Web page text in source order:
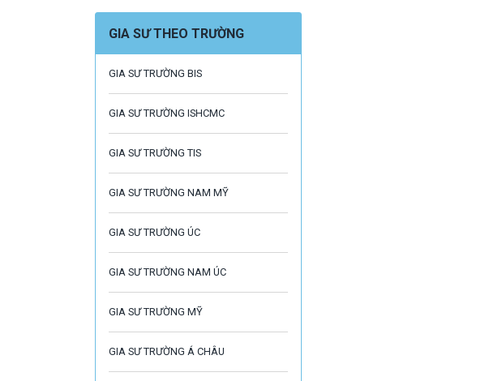
GIA SƯ THEO TRƯỜNG
GIA SƯ TRƯỜNG BIS
GIA SƯ TRƯỜNG ISHCMC
GIA SƯ TRƯỜNG TIS
GIA SƯ TRƯỜNG NAM MỸ
GIA SƯ TRƯỜNG ÚC
GIA SƯ TRƯỜNG NAM ÚC
GIA SƯ TRƯỜNG MỸ
GIA SƯ TRƯỜNG Á CHÂU